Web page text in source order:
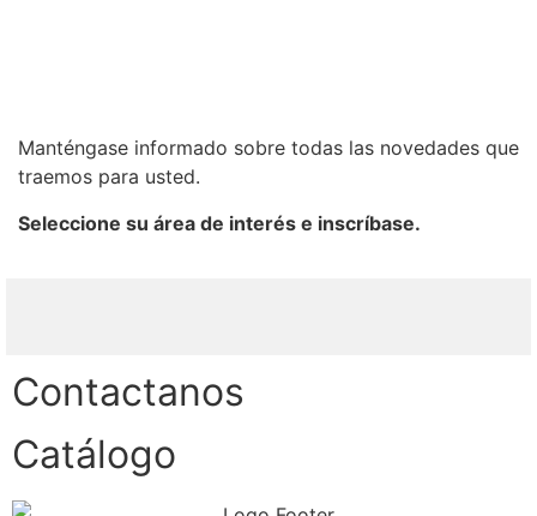
Manténgase informado sobre todas las novedades que
traemos para usted.
Seleccione su área de interés e inscríbase.
Contactanos
Catálogo